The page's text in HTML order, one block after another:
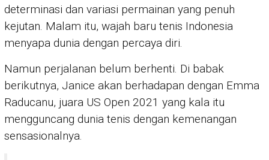
determinasi dan variasi permainan yang penuh
kejutan. Malam itu, wajah baru tenis Indonesia
menyapa dunia dengan percaya diri.
Namun perjalanan belum berhenti. Di babak
berikutnya, Janice akan berhadapan dengan Emma
Raducanu, juara US Open 2021 yang kala itu
mengguncang dunia tenis dengan kemenangan
sensasionalnya.